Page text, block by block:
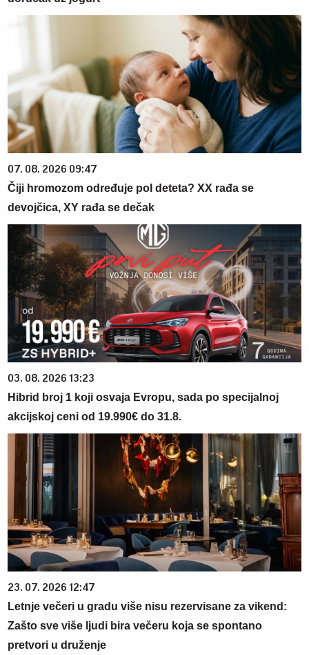
07. 08. 2026 09:47
Čiji hromozom određuje pol deteta? XX rađa se
devojčica, XY rađa se dečak
03. 08. 2026 13:23
Hibrid broj 1 koji osvaja Evropu, sada po specijalnoj
akcijskoj ceni od 19.990€ do 31.8.
23. 07. 2026 12:47
Letnje večeri u gradu više nisu rezervisane za vikend:
Zašto sve više ljudi bira večeru koja se spontano
pretvori u druženje